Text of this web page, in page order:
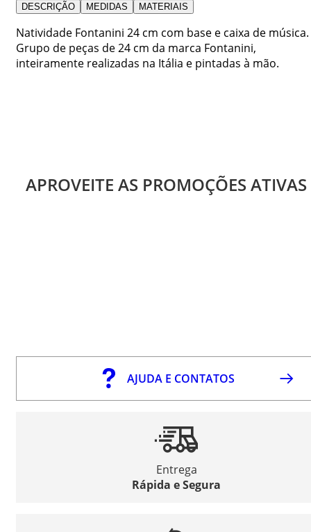
DESCRIÇÃO MEDIDAS MATERIAIS
Natividade Fontanini 24 cm com base e caixa de música.
Grupo de peças de 24 cm da marca Fontanini,
inteiramente realizadas na Itália e pintadas à mão.
APROVEITE AS PROMOÇÕES ATIVAS
AJUDA E CONTATOS
Entrega
Rápida e Segura